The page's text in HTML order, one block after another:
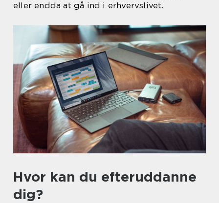
eller endda at gå ind i erhvervslivet.
Hvor kan du efteruddanne
dig?